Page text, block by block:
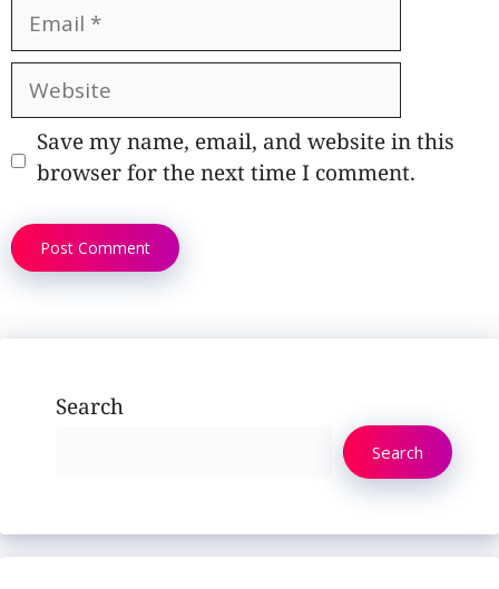
Email
Website
Save my name, email, and website in this
browser for the next time I comment.
Search
Search